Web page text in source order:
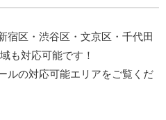
宿区・渋谷区・文京区・千代田
も対応可能です！
ルの対応可能エリアをご覧くだ